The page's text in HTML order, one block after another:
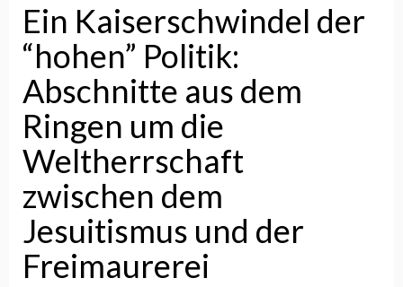
Ein Kaiserschwindel der
“hohen” Politik:
Abschnitte aus dem
Ringen um die
Weltherrschaft
zwischen dem
Jesuitismus und der
Freimaurerei